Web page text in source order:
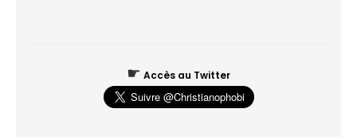
☛ Accès au Twitter